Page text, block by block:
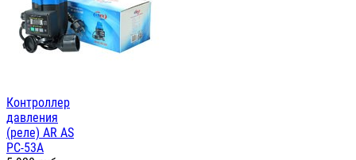
Контроллер
давления
(реле) AR AS
PC-53А